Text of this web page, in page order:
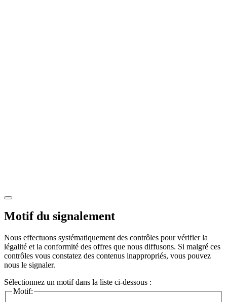
Motif du signalement
Nous effectuons systématiquement des contrôles pour vérifier la
légalité et la conformité des offres que nous diffusons. Si malgré ces
contrôles vous constatez des contenus inappropriés, vous pouvez
nous le signaler.
Sélectionnez un motif dans la liste ci-dessous :
Motif: